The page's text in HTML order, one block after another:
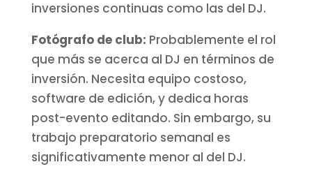
inversiones continuas como las del DJ.
Fotógrafo de club: Probablemente el rol
que más se acerca al DJ en términos de
inversión. Necesita equipo costoso,
software de edición, y dedica horas
post-evento editando. Sin embargo, su
trabajo preparatorio semanal es
significativamente menor al del DJ.